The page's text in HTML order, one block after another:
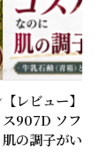
【レビュー】
ス907D ソファ
肌の調子がいい